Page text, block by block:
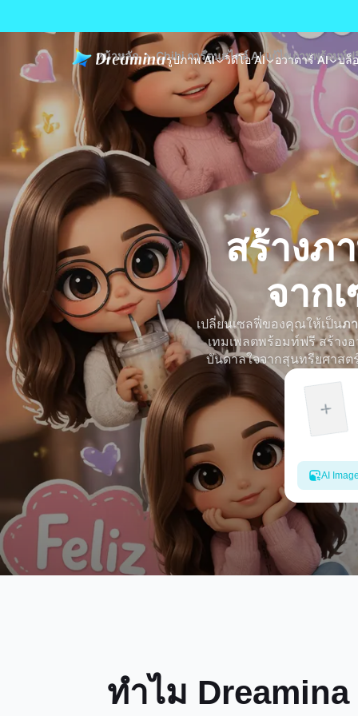
รูปภาพ AI วิดีโอ AI อวาตาร์ AI บล็
หน้าหลัก Chibi การ์ตูนสไตล์ AI แก้ไขภาพพร้อมท์ฟ
สร้างภ
จาก
เปลี่ยนเซลฟี่ของคุณให้เป็นภ
เทมเพลตพร้อมท์ฟรี สร้าง
บันดาลใจจากสุนทรียศาสต
บุคคลหรือพรอมต์ chibi AI ไว
การ์ตูนที่คุ้
AI
ทำไม